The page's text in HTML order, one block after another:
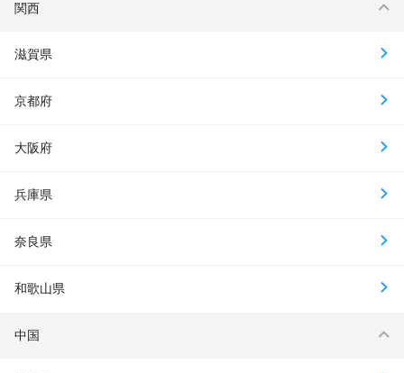
関西
滋賀県
京都府
大阪府
兵庫県
奈良県
和歌山県
中国